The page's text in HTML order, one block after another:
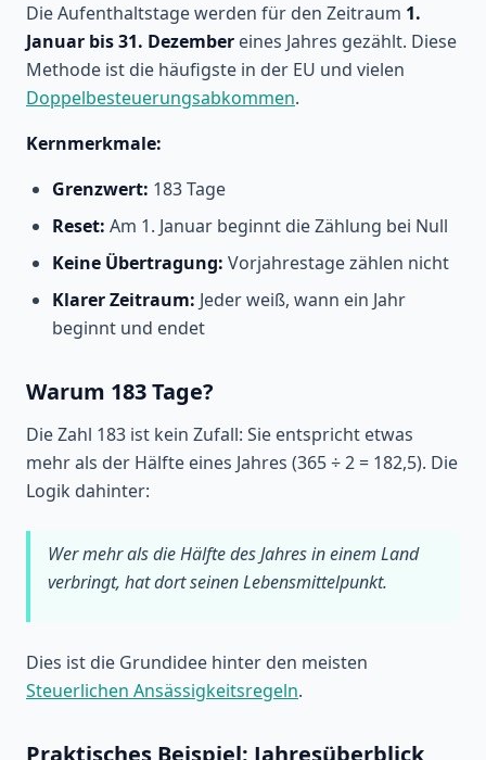
Die Aufenthaltstage werden für den Zeitraum 1.
Januar bis 31. Dezember eines Jahres gezählt. Diese
Methode ist die häufigste in der EU und vielen
Doppelbesteuerungsabkommen.
Kernmerkmale:
Grenzwert: 183 Tage
Reset: Am 1. Januar beginnt die Zählung bei Null
Keine Übertragung: Vorjahrestage zählen nicht
Klarer Zeitraum: Jeder weiß, wann ein Jahr
beginnt und endet
Warum 183 Tage?
Die Zahl 183 ist kein Zufall: Sie entspricht etwas
mehr als der Hälfte eines Jahres (365 ÷ 2 = 182,5). Die
Logik dahinter:
Wer mehr als die Hälfte des Jahres in einem Land
verbringt, hat dort seinen Lebensmittelpunkt.
Dies ist die Grundidee hinter den meisten
Steuerlichen Ansässigkeitsregeln.
Praktisches Beispiel: Jahresüberblick